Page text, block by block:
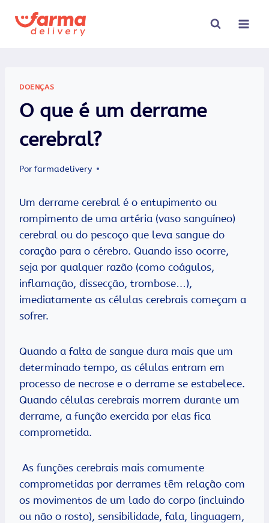
para
DOENÇAS
O que é um derrame
cerebral?
Porfarmadelivery
Um derrame cerebral é o entupimento ou
rompimento de uma artéria (vaso sanguíneo)
cerebral ou do pescoço que leva sangue do
coração para o cérebro. Quando isso ocorre,
seja por qualquer razão (como coágulos,
inflamação, dissecção, trombose…),
imediatamente as células cerebrais começam a
sofrer.
Quando a falta de sangue dura mais que um
determinado tempo, as células entram em
processo de necrose e o derrame se estabelece.
Quando células cerebrais morrem durante um
derrame, a função exercida por elas fica
comprometida.
As funções cerebrais mais comumente
comprometidas por derrames têm relação com
os movimentos de um lado do corpo (incluindo
ou não o rosto), sensibilidade, fala, linguagem,